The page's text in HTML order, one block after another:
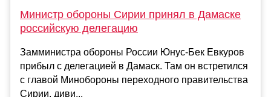
Министр обороны Сирии принял в Дамаске
российскую делегацию
Замминистра обороны России Юнус-Бек Евкуров
прибыл с делегацией в Дамаск. Там он встретился
с главой Минобороны переходного правительства
Сирии, диви...